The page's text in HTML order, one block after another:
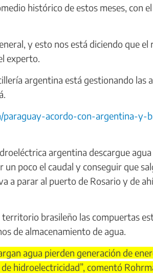
histórico de estos meses, con
y esto nos está diciendo que el
experto.
argentina está gestionando las
paraguay-acordo-con-argentina-y-
argentina descargue agua
poco el caudal y conseguir que
a parar al puerto de Rosario y de
territorio brasileño las compuertas
de almacenamiento de agua.
agua pierden generación de
hidroelectricidad”, comentó